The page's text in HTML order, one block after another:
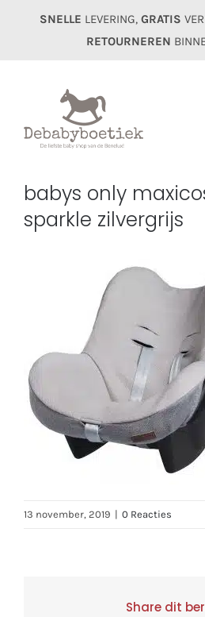
SNELLE LEVERING, GRATIS
RETOURNEREN
babys only
sparkle zilvergrijs
13 november, 2019 | 0 Reacties
Share dit